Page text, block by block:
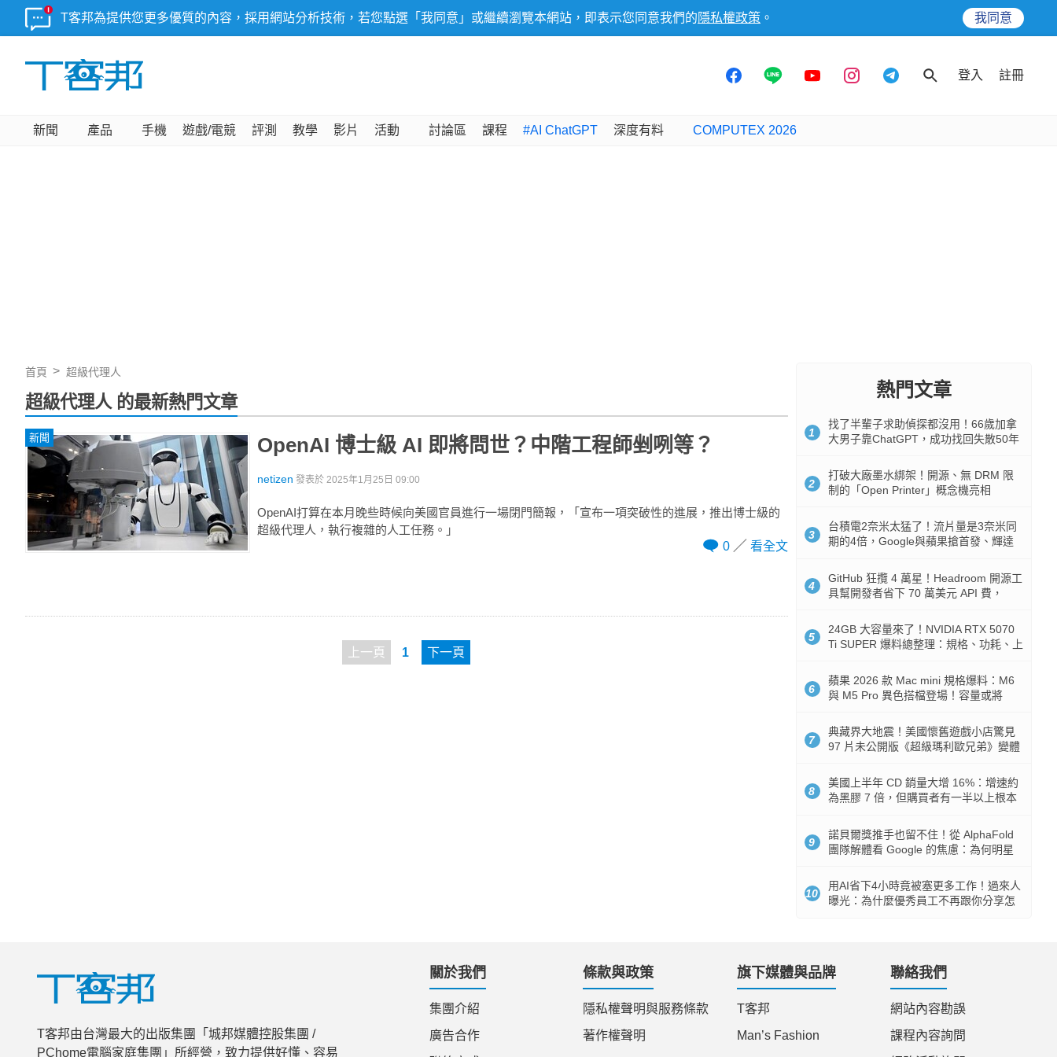
T客邦為提供您更多優質的內容，採用網站分析技術，若您點選「我同意」或繼續瀏覽本網站，即表示您同意我們的 隱私權政策 。 我同意
登入 註冊
新聞 產品 手機 遊戲/電競 評測 教學 影片 活動 討論區 課程 #AI ChatGPT 深度有料 COMPUTEX 2026
首頁 超級代理人
超級代理人 的最新熱門文章
新聞 OpenAI 博士級 AI 即將問世？中階工程師剉咧等？
netizen 發表於 2025年1月25日 09:00
OpenAI打算在本月晚些時候向美國官員進行一場閉門簡報，「宣布一項突破性的進展，推出博士級的
超級代理人，執行複雜的人工任務。」
0
看全文
上一頁 1 下一頁
熱門文章
1
找了半輩子求助偵探都沒用！66歲加拿
大男子靠ChatGPT，成功找回失散50年
2
打破大廠墨水綁架！開源、無 DRM 限
制的「Open Printer」概念機亮相
3
台積電2奈米太猛了！流片量是3奈米同
期的4倍，Google與蘋果搶首發、輝達
4
GitHub 狂攬 4 萬星！Headroom 開源工
具幫開發者省下 70 萬美元 API 費，
5
24GB 大容量來了！NVIDIA RTX 5070
Ti SUPER 爆料總整理：規格、功耗、上
6
蘋果 2026 款 Mac mini 規格爆料：M6
與 M5 Pro 異色搭檔登場！容量或將
7
典藏界大地震！美國懷舊遊戲小店驚見
97 片未公開版《超級瑪利歐兄弟》變體
8
美國上半年 CD 銷量大增 16%：增速約
為黑膠 7 倍，但購買者有一半以上根本
9
諾貝爾獎推手也留不住！從 AlphaFold
團隊解體看 Google 的焦慮：為何明星
10
用AI省下4小時竟被塞更多工作！過來人
曝光：為什麼優秀員工不再跟你分享怎
T客邦由台灣最大的出版集團「城邦媒體控股集團 /
PChome電腦家庭集團」所經營，致力提供好懂、容易
關於我們
集團介紹
廣告合作
條款與政策
隱私權聲明與服務條款
著作權聲明
旗下媒體與品牌
T客邦
Man’s Fashion
聯絡我們
網站內容勘誤
課程內容詢問